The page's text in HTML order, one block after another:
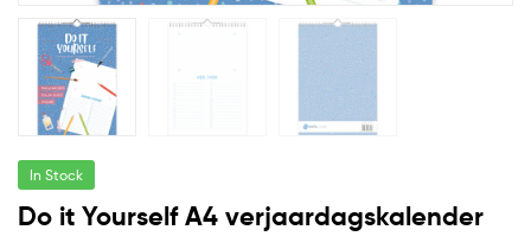
In Stock
Do it Yourself A4 verjaardagskalender